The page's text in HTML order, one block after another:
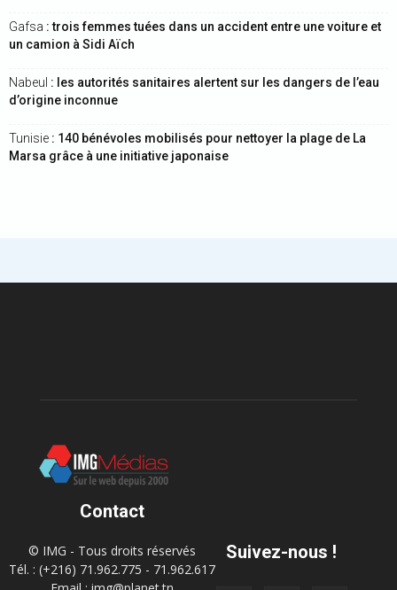
Gafsa : trois femmes tuées dans un accident entre une voiture et
un camion à Sidi Aïch
Nabeul : les autorités sanitaires alertent sur les dangers de l’eau
d’origine inconnue
Tunisie : 140 bénévoles mobilisés pour nettoyer la plage de La
Marsa grâce à une initiative japonaise
Contact
© IMG - Tous droits réservés
Tél. : (+216) 71.962.775 - 71.962.617
Suivez-nous !